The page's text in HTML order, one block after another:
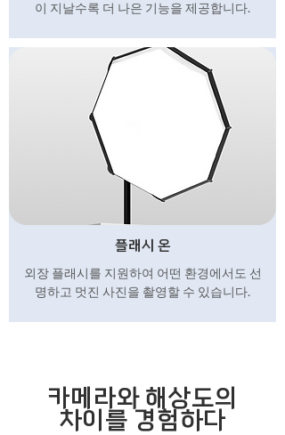
이 지날수록 더 나은 기능을 제공합니다.
플래시 온
외장 플래시를 지원하여 어떤 환경에서도 선
명하고 멋진 사진을 촬영할 수 있습니다.
카메라와 해상도의
차이를 경험하다